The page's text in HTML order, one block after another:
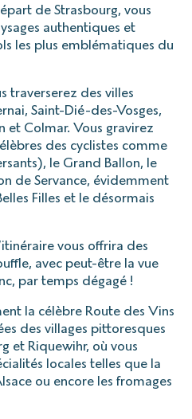
de Strasbourg, vous
authentiques et
les plus emblématiques du
traverserez des villes
Saint-Dié-des-Vosges,
et Colmar. Vous gravirez
des cyclistes comme
le Grand Ballon, le
de Servance, évidemment
Filles et le désormais
vous offrira des
avec peut-être la vue
par temps dégagé !
la célèbre Route des Vins
des villages pittoresques
et Riquewihr, où vous
locales telles que la
ou encore les fromages